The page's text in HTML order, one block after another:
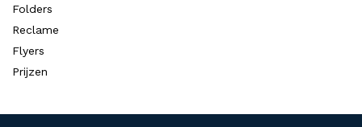
Folders
Reclame
Flyers
Prijzen